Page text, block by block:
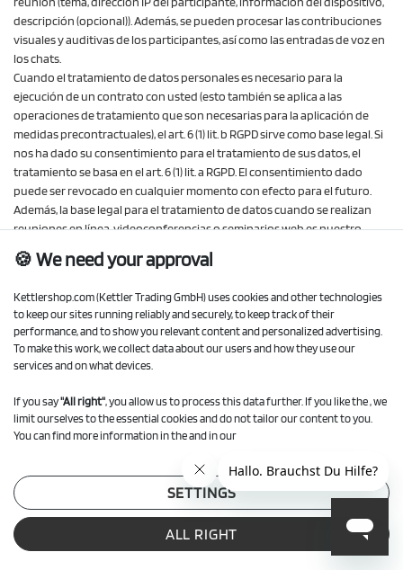
descripción (opcional)). Además, se pueden procesar las contribuciones
visuales y auditivas de los participantes, así como las entradas de voz en
los chats.
Cuando el tratamiento de datos personales es necesario para la
ejecución de un contrato con usted (esto también se aplica a las
operaciones de tratamiento que son necesarias para la aplicación de
medidas precontractuales), el art. 6 (1) lit. b RGPD sirve como base legal. Si
nos ha dado su consentimiento para el tratamiento de sus datos, el
tratamiento se basa en el art. 6 (1) lit. a RGPD. El consentimiento dado
puede ser revocado en cualquier momento con efecto para el futuro.
Además, la base legal para el tratamiento de datos cuando se realizan
reuniones en línea, videoconferencias o seminarios web es nuestro
realización efectiva de la reunión en línea, el seminario web o la
por parte de Microsoft Teams, consulte la política de privacidad de
Microsoft Teams enhttps://privacy.microsoft.com/es-es
/privacystatement
9.3 Zoom
Almaden Blvd, Suite 600, San Jose, CA 95113, USA (en adelante "Zoom")
para llevar a cabo reuniones online, videoconferencias y/o webinars.
los datos tratados depende de los datos que usted proporcione antes o
durante la participación en una reunión en línea, una videoconferencia
o un seminario web. Durante el uso de Zoom, los datos de los
participantes en la comunicación se procesan y almacenan en los
servidores de Zoom. Estos datos pueden incluir, en particular, sus datos
🍪 We need your approval
Kettlershop.com (Kettler Trading GmbH) uses cookies and other technologies
to keep our sites running reliably and securely, to keep track of their
performance, and to show you relevant content and personalized advertising.
To make this work, we collect data about our users and how they use our
services and on what devices.
If you say"All right", you allow us to process this data further. If you like the , we
limit ourselves to the essential cookies and do not tailor our content to you.
You can find more information in the and in our
SETTINGS
ALL RIGHT